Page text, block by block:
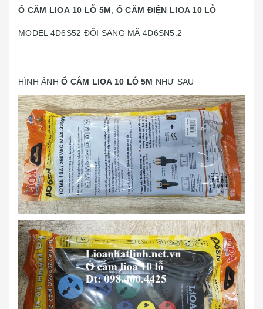
Ổ CẮM LIOA 10 LỖ 5M Ổ CẮM ĐIỆN LIOA 10 LỖ
MODEL 4D6S52 ĐỔI SANG MÃ 4D6SN5.2
HÌNH ẢNHỔ CẮM LIOA 10 LỖ 5M NHƯ SAU